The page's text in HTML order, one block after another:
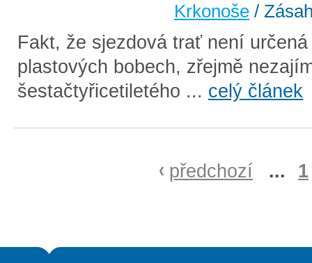
Krkonoše /
Fakt, že sjezdová trať není
plastových bobech, zřejmě
šestačtyřicetiletého ... celý článek
předchozí ... 1